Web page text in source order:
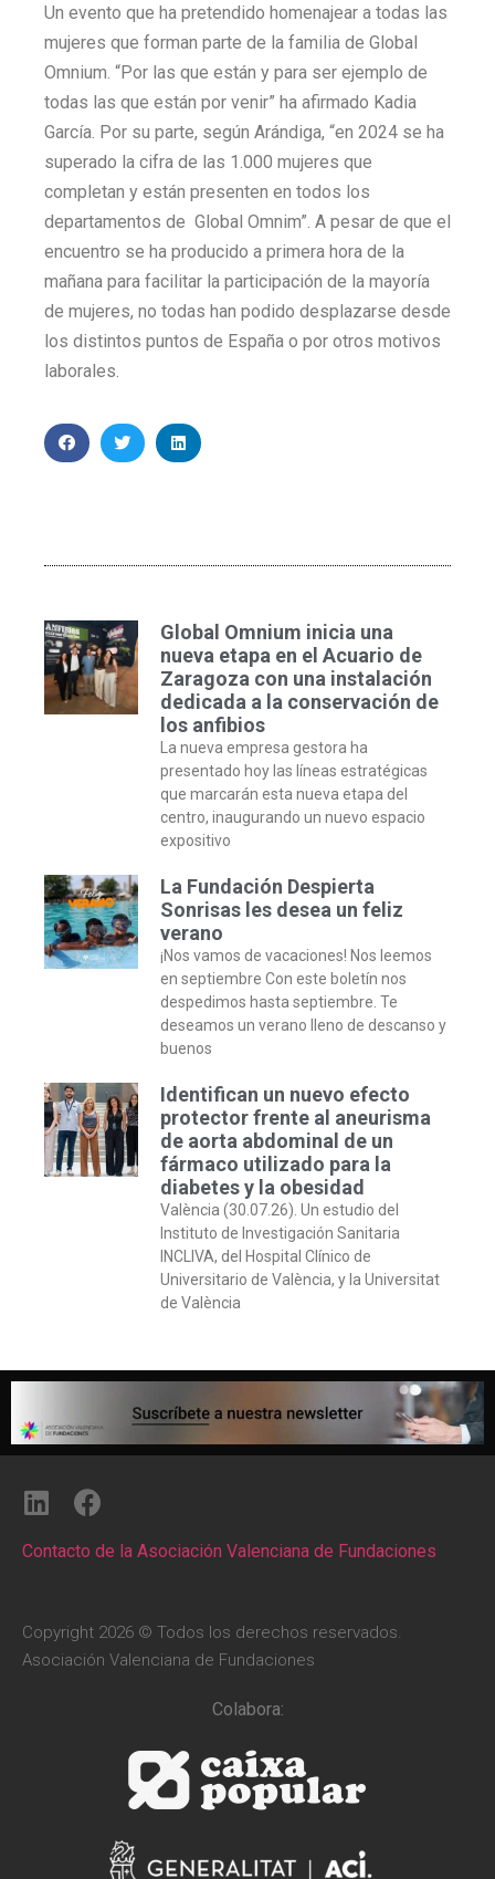
Un evento que ha pretendido homenajear a todas las
mujeres que forman parte de la familia de Global
Omnium. “Por las que están y para ser ejemplo de
todas las que están por venir” ha afirmado Kadia
García. Por su parte, según Arándiga, “en 2024 se ha
superado la cifra de las 1.000 mujeres que
completan y están presenten en todos los
departamentos de Global Omnim”. A pesar de que el
encuentro se ha producido a primera hora de la
mañana para facilitar la participación de la mayoría
de mujeres, no todas han podido desplazarse desde
los distintos puntos de España o por otros motivos
laborales.
Global Omnium inicia una
nueva etapa en el Acuario de
Zaragoza con una instalación
dedicada a la conservación de
los anfibios
La nueva empresa gestora ha
presentado hoy las líneas estratégicas
que marcarán esta nueva etapa del
centro, inaugurando un nuevo espacio
expositivo
La Fundación Despierta
Sonrisas les desea un feliz
verano
¡Nos vamos de vacaciones! Nos leemos
en septiembre Con este boletín nos
despedimos hasta septiembre. Te
deseamos un verano lleno de descanso y
buenos
Identifican un nuevo efecto
protector frente al aneurisma
de aorta abdominal de un
fármaco utilizado para la
diabetes y la obesidad
València (30.07.26). Un estudio del
Instituto de Investigación Sanitaria
INCLIVA, del Hospital Clínico de
Universitario de València, y la Universitat
de València
Contacto de la Asociación Valenciana de Fundaciones
Copyright 2026 © Todos los derechos reservados.
Asociación Valenciana de Fundaciones
Colabora: